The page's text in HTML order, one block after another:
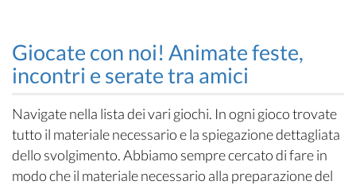
Giocate con noi! Animate feste,
incontri e serate tra amici
Navigate nella lista dei vari giochi. In ogni gioco trovate
tutto il materiale necessario e la spiegazione dettagliata
dello svolgimento. Abbiamo sempre cercato di fare in
modo che il materiale necessario alla preparazione del